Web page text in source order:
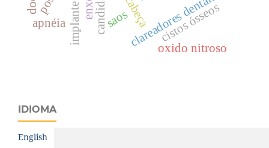
clareadores dentais
cistos ósseos
oxido nitroso
apnéia saos
IDIOMA
English